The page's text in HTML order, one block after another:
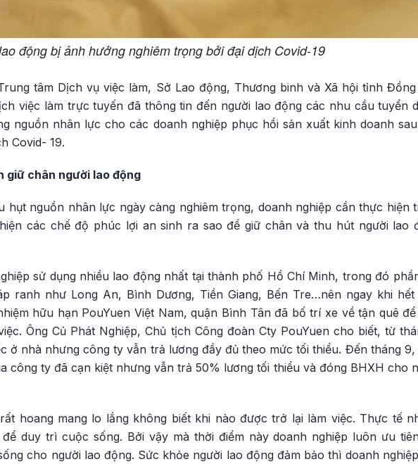
động bị ảnh hưởng nghiêm trọng bởi đại dịch Covid-19
tâm Dịch vụ việc làm, Sở Lao động, Thương binh và Xã hội tỉnh Đồng
việc làm trực tuyến đã thông tin đến người lao động các nhu cầu tuyển
nguồn nhân lực cho các doanh nghiệp phục hồi sản xuất kinh doanh
Covid- 19.
giữ chân người lao động
hụt nguồn nhân lực ngày càng nghiêm trọng, doanh nghiệp cần thực hiện
các chế độ phúc lợi an sinh ra sao để giữ chân và thu hút người lao
sử dụng nhiều lao động nhất tại thành phố Hồ Chí Minh, trong đó
ranh như Long An, Bình Dương, Tiền Giang, Bến Tre…nên ngay khi hết
hữu hạn PouYuen Việt Nam, quận Bình Tân đã bố trí xe về tận quê
Ông Củ Phát Nghiệp, Chủ tịch Công đoàn Cty PouYuen cho biết, từ
ở nhà nhưng công ty vẫn trả lương đầy đủ theo mức tối thiểu. Đến tháng 9,
công ty đã cạn kiệt nhưng vẫn trả 50% lương tối thiểu và đóng BHXH cho
hoang mang lo lắng không biết khi nào được trở lại làm việc. Thực tế
duy trì cuộc sống. Bởi vậy mà thời điểm này doanh nghiệp luôn ưu
cho người lao động. Sức khỏe người lao động đảm bảo thì doanh